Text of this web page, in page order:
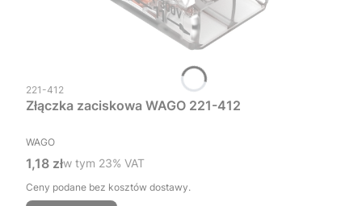
Kod produktu
221-412
Złączka zaciskowa WAGO 221-412
PRODUCENT
WAGO
Cena brutto
1,18 złw tym %s VAT
w tym 23% VAT
Ceny podane bez kosztów dostawy.